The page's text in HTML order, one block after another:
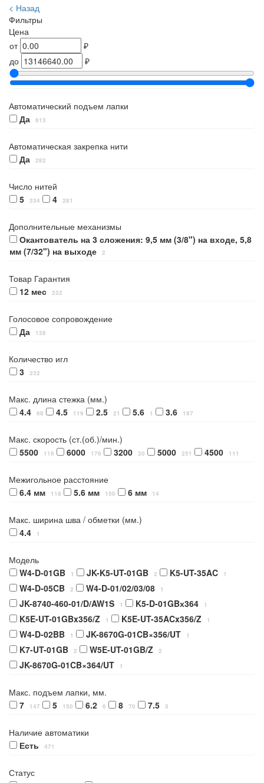
< Назад
Фильтры
Цена
от
₽
до
₽
Автоматический подъем лапки
Да
613
Автоматическая закрепка нити
Да
282
Число нитей
5
334 4 281
Дополнительные механизмы
Окантователь на 3 сложения: 9,5 мм (3/8") на входе, 5,8
мм (7/32") на выходе
2
Товар Гарантия
12 мес
232
Голосовое сопровождение
Да
138
Количество игл
3
232
Макс. длина стежка (мм.)
4.4
68 4.5 119 2.5 21 5.6 1 3.6 197
Макс. скорость (ст.(об.)/мин.)
5500
116 6000 176 3200 20 5000 251 4500 111
Межигольное расстояние
6.4 мм
118 5.6 мм 150 6 мм 14
Макс. ширина шва / обметки (мм.)
4.4
1
Модель
W4-D-01GB
1 JK-K5-UT-01GB 2 K5-UT-35AC 1
W4-D-05CB 2 W4-D-01/02/03/08 1
JK-8740-460-01/D/AW1S 1 K5-D-01GBх364 1
K5E-UT-01GBx356/Z 1 K5E-UT-35ACx356/Z 1
W4-D-02BB 1 JK-8670G-01CB×356/UT 1
K7-UT-01GB 2 W5E-UT-01GB/Z 2
JK-8670G-01CB×364/UT 1
Макс. подъем лапки, мм.
7
147 5 150 6.2 6 8 70 7.5 5
Наличие автоматики
Есть
471
Статус